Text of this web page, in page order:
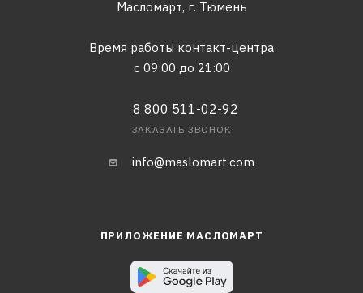
Масломарт, г. Тюмень
Время работы контакт-центра
с 09:00 до 21:00
8 800 511-02-92
ЗАКАЗАТЬ ЗВОНОК
info@maslomart.com
ПРИЛОЖЕНИЕ МАСЛОМАРТ